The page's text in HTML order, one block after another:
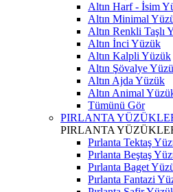
Altın Harf - İsim
Altın Minimal
Altın Renkli Taşlı
Altın İnci Yüzük
Altın Kalpli Yüzük
Altın Şövalye
Altın Ajda Yüzük
Altın Animal
Tümünü Gör
PIRLANTA
PIRLANTA
Pırlanta Tektaş
Pırlanta Beştaş
Pırlanta Baget
Pırlanta Fantazi